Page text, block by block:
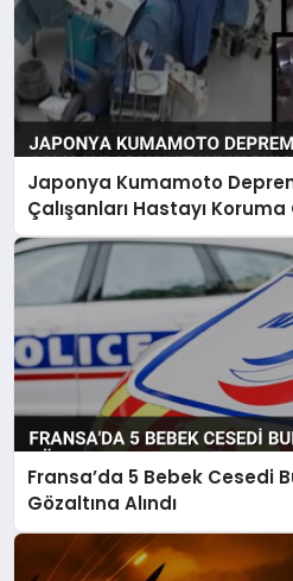
Japonya Kumamoto
Çalışanları Hastayı
Fransa’da 5 Bebek Cesedi
Gözaltına Alındı